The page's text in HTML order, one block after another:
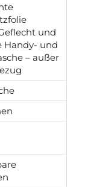
und
Handy- und
– außer